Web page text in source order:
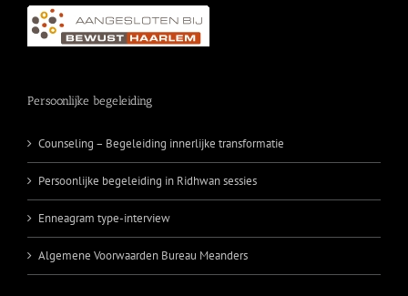
Persoonlijke begeleiding
Counseling – Begeleiding innerlijke transformatie
Persoonlijke begeleiding in Ridhwan sessies
Enneagram type-interview
Algemene Voorwaarden Bureau Meanders